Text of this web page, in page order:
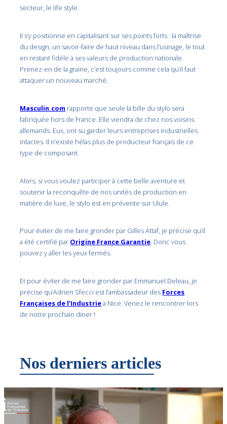
secteur, le life style.
Il s’y positionne en capitalisant sur ses points forts : la maîtrise
du design, un savoir-faire de haut niveau dans l’usinage, le tout
en restant fidèle à ses valeurs de production nationale.
Prenez-en de la graine, c’est toujours comme cela qu’il faut
attaquer un nouveau marché.
Masculin.com rapporte que seule la bille du stylo sera
fabriquée hors de France. Elle viendra de chez nos voisins
allemands. Eux, ont su garder leurs entreprises industrielles
intactes. Il n’existe hélas plus de producteur français de ce
type de composant.
Alors, si vous voulez participer à cette belle aventure et
soutenir la reconquête de nos unités de production en
matière de luxe, le stylo est en prévente sur Ulule.
Pour éviter de me faire gronder par Gilles Attaf, je précise qu’il
a été certifié par Origine France Garantie. Donc vous
pouvez y aller les yeux fermés.
Et pour éviter de me faire gronder par Emmanuel Deleau, je
précise qu’Adrien Sfecci est l’ambassadeur des Forces
Françaises de l’Industrieà Nice. Venez le rencontrer lors
de notre prochain diner !
Nos derniers articles